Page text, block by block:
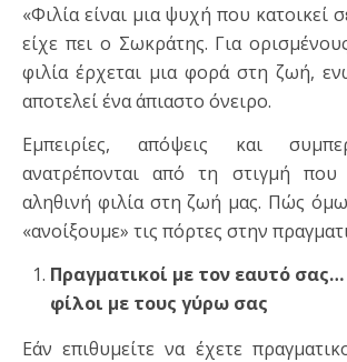
«Φιλία είναι μια ψυχή που κατοικεί σε δύο σώματα»,
είχε πει ο Σωκράτης. Για
φιλία έρχεται μια φορά στη ζωή,
αποτελεί ένα άπιαστο όνειρο.
Εμπειρίες, απόψεις και
ανατρέπονται από τη στιγμή που
αληθινή φιλία στη ζωή μας. Πώς
«ανοίξουμε» τις πόρτες στην
Πραγματικοί με τον εαυτό σας…
φίλοι με τους γύρω σας
Εάν επιθυμείτε να έχετε